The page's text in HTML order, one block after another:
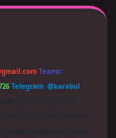
Teams:
Telegram: @karabul